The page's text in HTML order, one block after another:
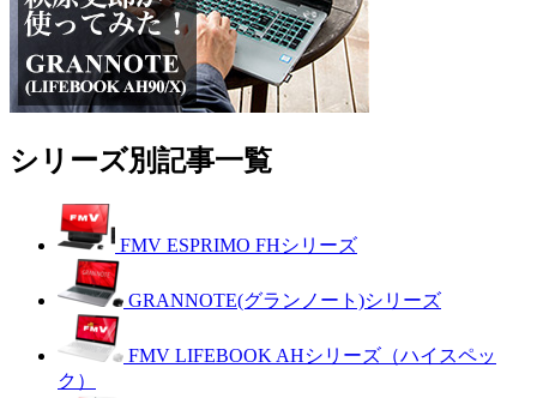
シリーズ別記事一覧
FMV ESPRIMO FHシリーズ
GRANNOTE(グランノート)シリーズ
FMV LIFEBOOK AHシリーズ（ハイスペッ
ク）